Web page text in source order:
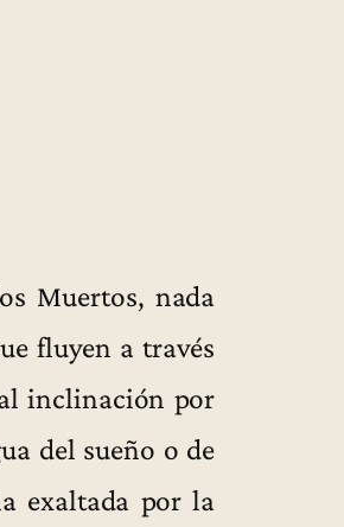
Muertos, nada
fluyen a través
inclinación por
del sueño o de
exaltada por la